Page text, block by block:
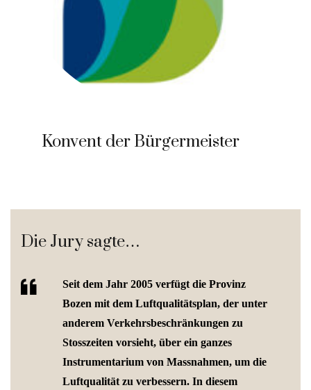
Konvent der Bürgermeister
Die Jury sagte…
Seit dem Jahr 2005 verfügt die Provinz
Bozen mit dem Luftqualitätsplan, der unter
anderem Verkehrsbeschränkungen zu
Stosszeiten vorsieht, über ein ganzes
Instrumentarium von Massnahmen, um die
Luftqualität zu verbessern. In diesem